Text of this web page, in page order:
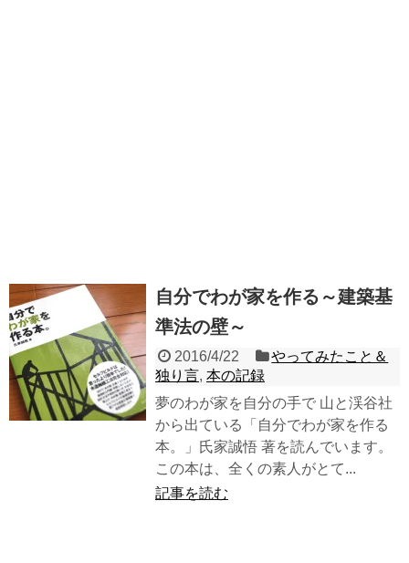
自分でわが家を作る～建築基
準法の壁～
2016/4/22
やってみたこと＆
独り言, 本の記録
夢のわが家を自分の手で 山と渓谷社
から出ている「自分でわが家を作る
本。」氏家誠悟 著を読んでいます。
この本は、全くの素人がとて...
記事を読む